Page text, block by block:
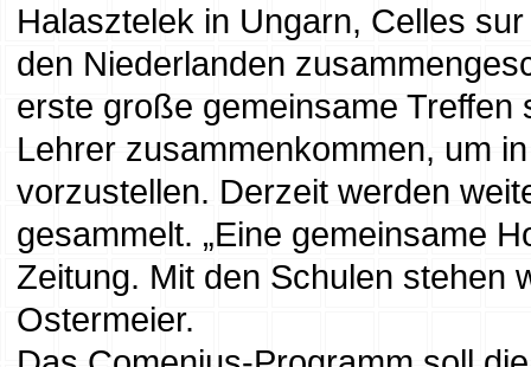
Halasztelek in Ungarn, Celles
den Niederlanden
erste große gemeinsame
Lehrer zusammenkommen, um
vorzustellen. Derzeit werden
gesammelt. „Eine gemeinsame
Zeitung. Mit den Schulen stehen
Ostermeier.